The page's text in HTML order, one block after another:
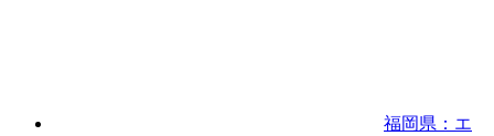
福岡県：エ